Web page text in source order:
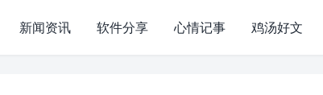
新闻资讯 软件分享 心情记事 鸡汤好文